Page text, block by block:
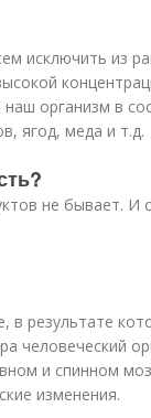
исключить из
организм в
ягод, меда и т.д.
не бывает. И
в результате
человеческий
и спинном
изменения.